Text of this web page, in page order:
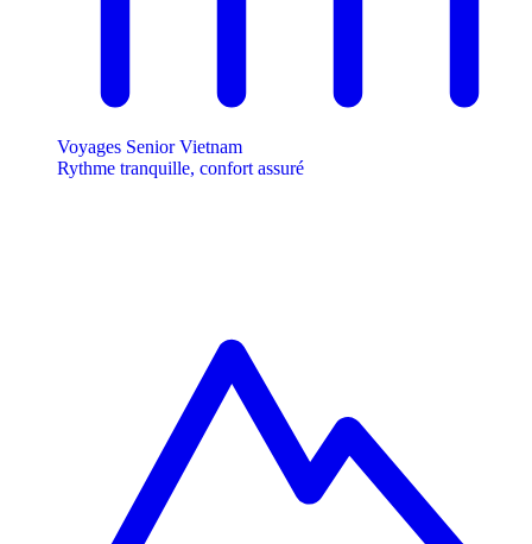
Voyages Senior Vietnam
Rythme tranquille, confort assuré